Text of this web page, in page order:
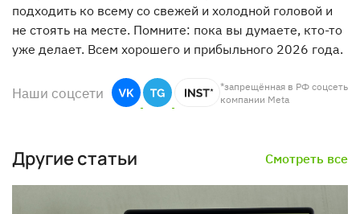
подходить ко всему со свежей и холодной головой и
не стоять на месте. Помните: пока вы думаете, кто-то
уже делает. Всем хорошего и прибыльного 2026 года.
Наши соцсети
*запрещённая в РФ соцсеть
компании Meta
Другие статьи Смотреть все